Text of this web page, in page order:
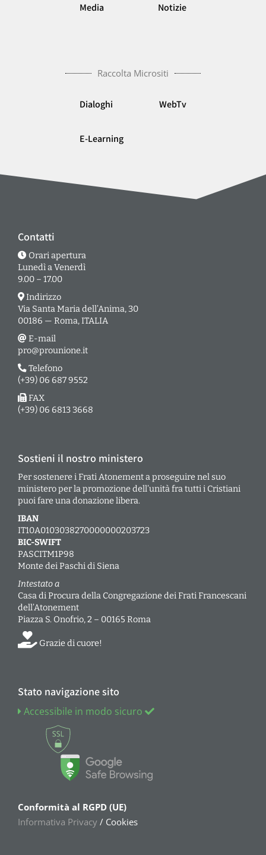
Media Notizie
Raccolta Micrositi
Dialoghi WebTv
E-Learning
Contatti
Orari apertura
Lunedì a Venerdì
9.00 – 17.00
Indirizzo
Via Santa Maria dell’Anima, 30
00186 — Roma, ITALIA
E-mail
pro@prounione.it
Telefono
(+39) 06 687 9552
FAX
(+39) 06 6813 3668
Sostieni il nostro ministero
Per sostenere i Frati Atonement a proseguire nel suo
ministero per la promozione dell’unità fra tutti i Cristiani
puoi fare una donazione libera.
IBAN
IT10A0103038270000000203723
BIC-SWIFT
PASCITM1P98
Monte dei Paschi di Siena
Intestato a
Casa di Procura della Congregazione dei Frati Francescani
dell’Atonement
Piazza S. Onofrio, 2 – 00165 Roma
Grazie di cuore!
Stato navigazione sito
Accessibile in modo sicuro
Conformità al RGPD (UE)
Informativa Privacy / Cookies